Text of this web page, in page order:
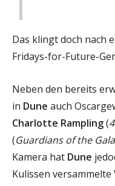
Das klingt doch nach
Fridays-for-Future-
Neben den bereits
in Dune auch
Charlotte Rampling(
(Guardians of the
Kamera hat Dune
Kulissen versammelte